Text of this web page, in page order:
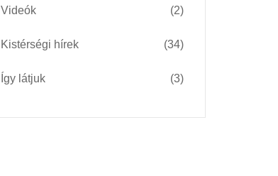
Videók (2)
Kistérségi hírek (34)
Így látjuk (3)